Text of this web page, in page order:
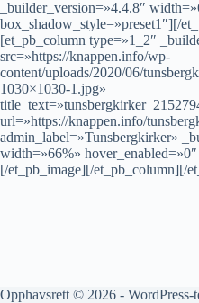
_builder_version=»4.4.8″
box_shadow_style=»preset1″][/
[et_pb_column type=»1_2″
src=»https://knappen.info/wp-
content/uploads/2020/06/
1030×1030-1.jpg»
url=»https://knappen.info/
admin_label=»Tunsbergkirker»
width=»66%»
[/et_pb_image][/et_pb_column][/
Opphavsrett © 2026 - WordPress-